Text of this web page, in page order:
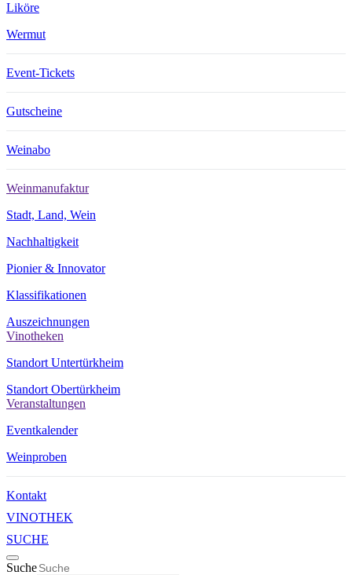
Liköre
Wermut
Event-Tickets
Gutscheine
Weinabo
Weinmanufaktur
Stadt, Land, Wein
Nachhaltigkeit
Pionier & Innovator
Klassifikationen
Auszeichnungen
Vinotheken
Standort Untertürkheim
Standort Obertürkheim
Veranstaltungen
Eventkalender
Weinproben
Kontakt
VINOTHEK
SUCHE
Suche